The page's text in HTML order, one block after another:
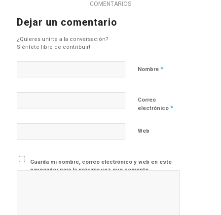
COMENTARIOS
Dejar un comentario
¿Quieres unirte a la conversación?
Siéntete libre de contribuir!
Nombre *
Correo
electrónico *
Web
Guarda mi nombre, correo electrónico y web en este
navegador para la próxima vez que comente.